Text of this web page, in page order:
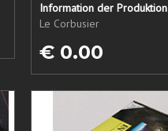
Information der Produktion
Le Corbusier
€ 0.00